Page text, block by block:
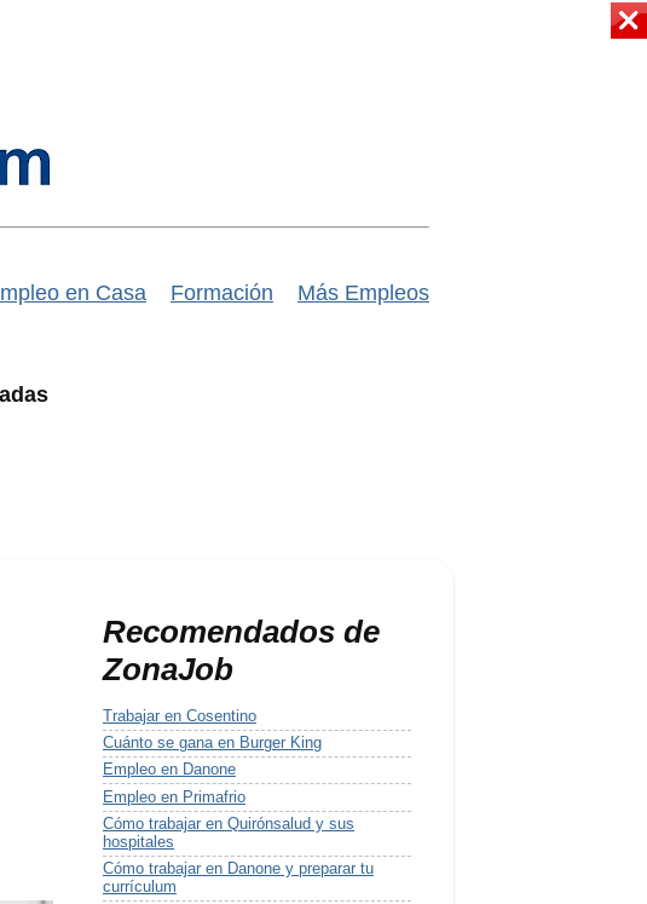
en Casa Formación Más Empleos
Recomendados de
ZonaJob
Trabajar en Cosentino
Cuánto se gana en Burger King
Empleo en Danone
Empleo en Primafrio
Cómo trabajar en Quirónsalud y sus
hospitales
Cómo trabajar en Danone y preparar tu
currículum